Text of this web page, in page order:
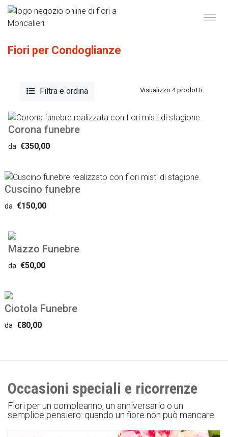
Fiori per Condoglianze
Filtra e ordina Visualizzo 4 prodotti
Corona funebre
da €350,00
Cuscino funebre
da€150,00
Mazzo Funebre
da €50,00
Ciotola Funebre
da€80,00
Occasioni speciali e ricorrenze
Fiori per un compleanno, un anniversario o un
semplice pensiero: quando un fiore non può mancare